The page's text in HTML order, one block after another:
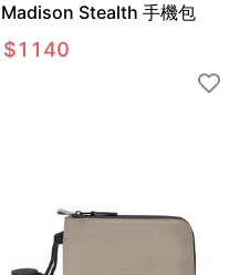
Madison Stealth 手機包
$1140